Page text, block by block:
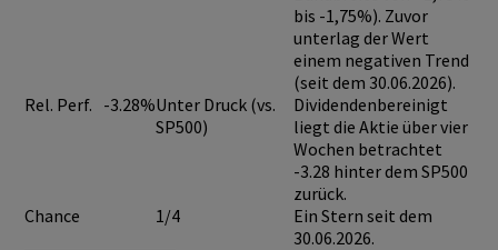
bis -1,75%). Zuvor
unterlag der Wert
einem negativen Trend
(seit dem 30.06.2026).
Rel. Perf. -3.28%Unter Druck (vs.
SP500)
Dividendenbereinigt
liegt die Aktie über vier
Wochen betrachtet
-3.28 hinter dem SP500
zurück.
Chance
1/4
Ein Stern seit dem
30.06.2026.